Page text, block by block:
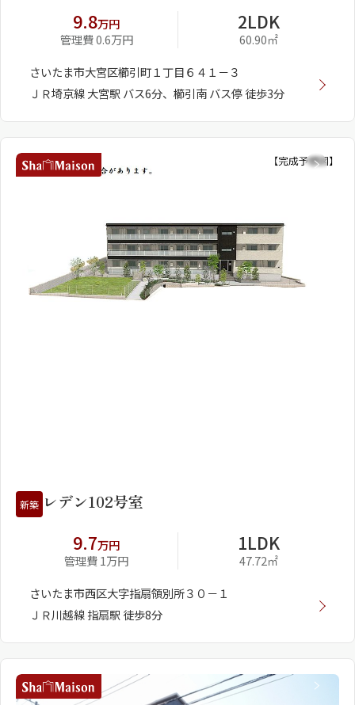
9.8万円
管理費 0.6万円
2LDK
60.90㎡
さいたま市大宮区櫛引町１丁目６４１－３
ＪＲ埼京線 大宮駅 バス6分、櫛引南 バス停 徒歩3分
新築 レデン102号室
9.7万円
管理費 1万円
1LDK
47.72㎡
さいたま市西区大字指扇領別所３０－１
ＪＲ川越線 指扇駅 徒歩8分